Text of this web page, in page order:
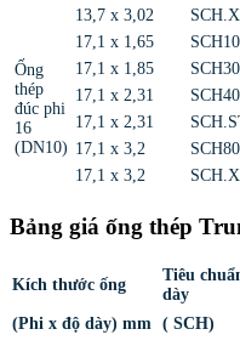
13,7 x 3,02
Ống
thép
đúc phi
16
(DN10)
17,1 x 1,65
17,1 x 1,85
SCH30
17,1 x 2,31
SCH40
17,1 x 2,31
17,1 x 3,2
SCH80
17,1 x 3,2
Bảng giá ống thép
Kích thước ống
Tiêu
dày
(Phi x độ dày) mm ( SCH)